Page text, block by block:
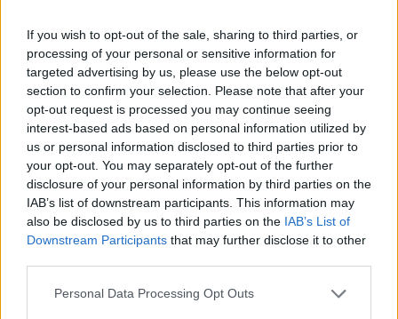
If you wish to opt-out of the sale, sharing to third parties, or
processing of your personal or sensitive information for
targeted advertising by us, please use the below opt-out
section to confirm your selection. Please note that after your
opt-out request is processed you may continue seeing
interest-based ads based on personal information utilized by
us or personal information disclosed to third parties prior to
your opt-out. You may separately opt-out of the further
disclosure of your personal information by third parties on the
IAB’s list of downstream participants. This information may
also be disclosed by us to third parties on the IAB’s List of
Downstream Participants that may further disclose it to other
Personal Data Processing Opt Outs
Ελλάδα
Η Σία Κοσιώνη νοσηλεύεται στην
εντατική με πνευμονία
24 Ιανουαρίου 2026 18:13